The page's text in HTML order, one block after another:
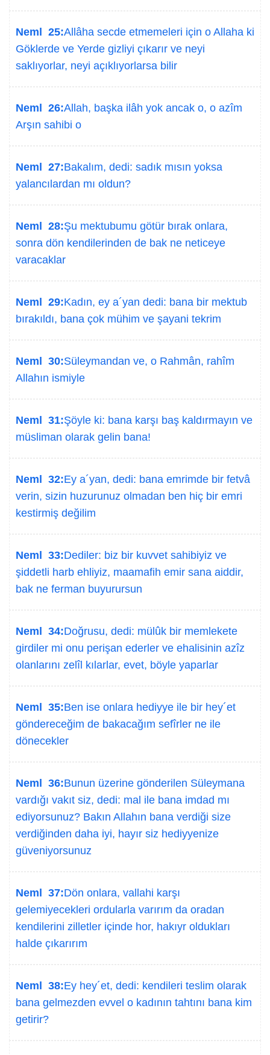
Neml 25:Allâha secde etmemeleri için o Allaha ki
Göklerde ve Yerde gizliyi çıkarır ve neyi
saklıyorlar, neyi açıklıyorlarsa bilir
Neml 26:Allah, başka ilâh yok ancak o, o azîm
Arşın sahibi o
Neml 27:Bakalım, dedi: sadık mısın yoksa
yalancılardan mı oldun?
Neml 28:Şu mektubumu götür bırak onlara,
sonra dön kendilerinden de bak ne neticeye
varacaklar
Neml 29:Kadın, ey a´yan dedi: bana bir mektub
bırakıldı, bana çok mühim ve şayani tekrim
Neml 30:Süleymandan ve, o Rahmân, rahîm
Allahın ismiyle
Neml 31:Şöyle ki: bana karşı baş kaldırmayın ve
müsliman olarak gelin bana!
Neml 32:Ey a´yan, dedi: bana emrimde bir fetvâ
verin, sizin huzurunuz olmadan ben hiç bir emri
kestirmiş değilim
Neml 33:Dediler: biz bir kuvvet sahibiyiz ve
şiddetli harb ehliyiz, maamafih emir sana aiddir,
bak ne ferman buyurursun
Neml 34:Doğrusu, dedi: mülûk bir memlekete
girdiler mi onu perişan ederler ve ehalisinin azîz
olanlarını zelîl kılarlar, evet, böyle yaparlar
Neml 35:Ben ise onlara hediyye ile bir hey´et
göndereceğim de bakacağım sefîrler ne ile
dönecekler
Neml 36:Bunun üzerine gönderilen Süleymana
vardığı vakıt siz, dedi: mal ile bana imdad mı
ediyorsunuz? Bakın Allahın bana verdiği size
verdiğinden daha iyi, hayır siz hediyyenize
güveniyorsunuz
Neml 37:Dön onlara, vallahi karşı
gelemiyecekleri ordularla varırım da oradan
kendilerini zilletler içinde hor, hakıyr oldukları
halde çıkarırım
Neml 38:Ey hey´et, dedi: kendileri teslim olarak
bana gelmezden evvel o kadının tahtını bana kim
getirir?